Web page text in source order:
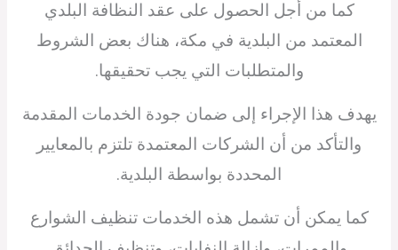
كما من أجل الحصول على عقد النظافة البلدي
المعتمد من البلدية في مكة، هناك بعض الشروط
والمتطلبات التي يجب تحقيقها.
يهدف هذا الإجراء إلى ضمان جودة الخدمات المقدمة
والتأكد من أن الشركات المعتمدة تلتزم بالمعايير
المحددة بواسطة البلدية.
كما يمكن أن تشمل هذه الخدمات تنظيف الشوارع